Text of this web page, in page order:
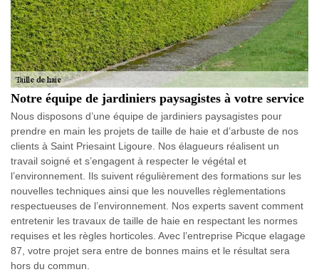
Notre équipe de jardiniers paysagistes à votre service
Nous disposons d’une équipe de jardiniers paysagistes pour
prendre en main les projets de taille de haie et d’arbuste de nos
clients à Saint Priesaint Ligoure. Nos élagueurs réalisent un
travail soigné et s’engagent à respecter le végétal et
l’environnement. Ils suivent régulièrement des formations sur les
nouvelles techniques ainsi que les nouvelles règlementations
respectueuses de l’environnement. Nos experts savent comment
entretenir les travaux de taille de haie en respectant les normes
requises et les règles horticoles. Avec l’entreprise Picque elagage
87, votre projet sera entre de bonnes mains et le résultat sera
hors du commun.